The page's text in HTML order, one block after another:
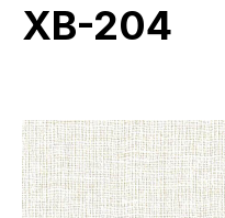
お気に入り
商品を探す
商品を探す トップ
壁紙
カタログ一覧
XB-204